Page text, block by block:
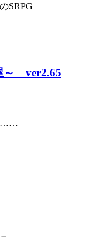
SRPG
～ ver2.65
……